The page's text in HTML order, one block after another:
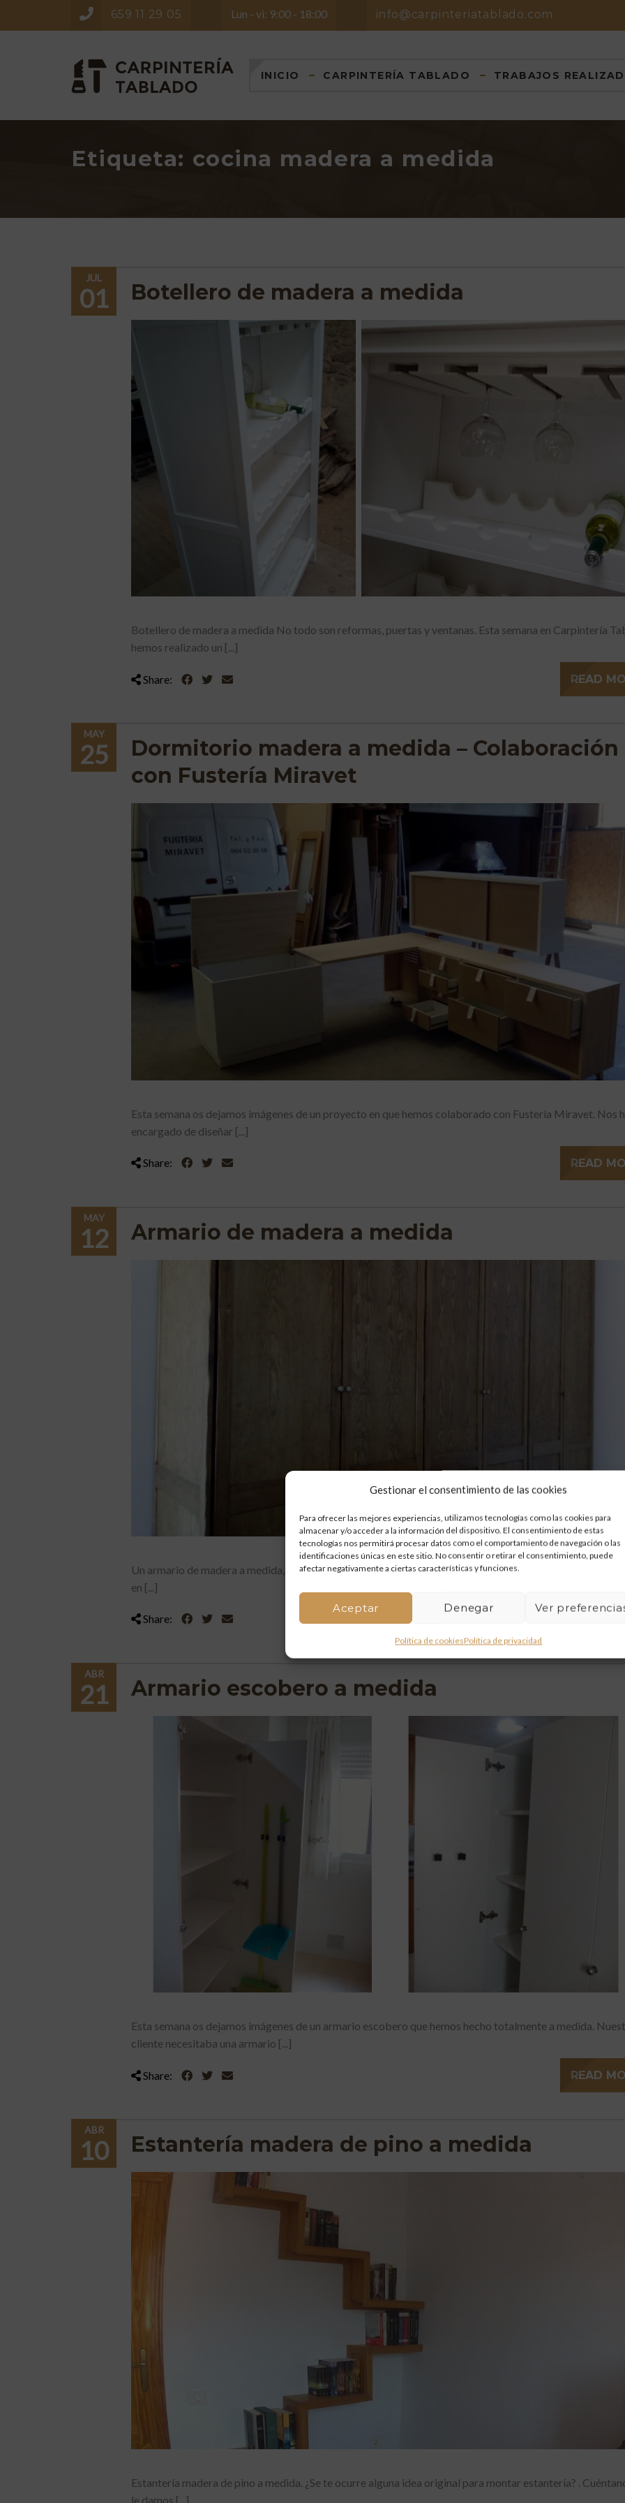
Gestionar el consentimiento de las cookies
Para ofrecer las mejores experiencias, utilizamos tecnologías como las cookies para
almacenar y/o acceder a la información del dispositivo. El consentimiento de estas
tecnologías nos permitirá procesar datos como el comportamiento de navegación o las
identificaciones únicas en este sitio. No consentir o retirar el consentimiento, puede
afectar negativamente a ciertas características y funciones.
Aceptar Denegar Ver
Política de cookiesPolítica de privacidad
659 11 29 05 Lun - vi: 9:00 - 18:00 info@carpinteriatablado.com
INICIO CARPINTERÍA TABLADO TRABAJOS
Etiqueta: cocina madera a medida
JUL
01 Botellero de madera a medida
Botellero de madera a medida No todo son reformas, puertas y ventanas. Esta semana en Carpintería
hemos realizado un [...]
Share: READ
MAY
25
Dormitorio madera a medida – Colaboración
con Fustería Miravet
Esta semana os dejamos imágenes de un proyecto en que hemos colaborado con Fustería Miravet. Nos
encargado de diseñar [...]
Share: READ
MAY
12 Armario de madera a medida
Un armario de madera a medida, es uno de nuestros trabajos. Realizado con tablero de pino Insignis de
en [...]
Share:
ABR
21 Armario escobero a medida
Esta semana os dejamos imágenes de un armario escobero que hemos hecho totalmente a medida.
cliente necesitaba una armario [...]
Share: READ
ABR
10 Estantería madera de pino a medida
Estantería madera de pino a medida. ¿Se te ocurre alguna idea original para montar estantería? .
le damos [...]